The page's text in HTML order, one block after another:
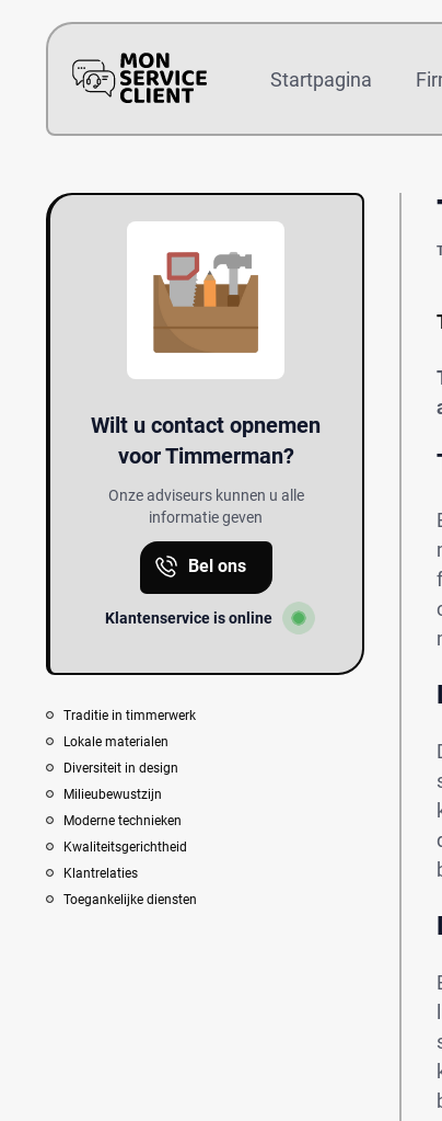
Startpagina
Wilt u contact opnemen
voor Timmerman?
Onze adviseurs kunnen u alle
informatie geven
Bel ons
Klantenservice is online
Traditie in timmerwerk
Lokale materialen
Diversiteit in design
Milieubewustzijn
Moderne technieken
Kwaliteitsgerichtheid
Klantrelaties
Toegankelijke diensten